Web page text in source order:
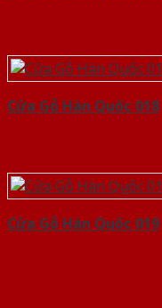
Cửa Gỗ Hàn Quốc 018
Cửa Gỗ Hàn Quốc 019